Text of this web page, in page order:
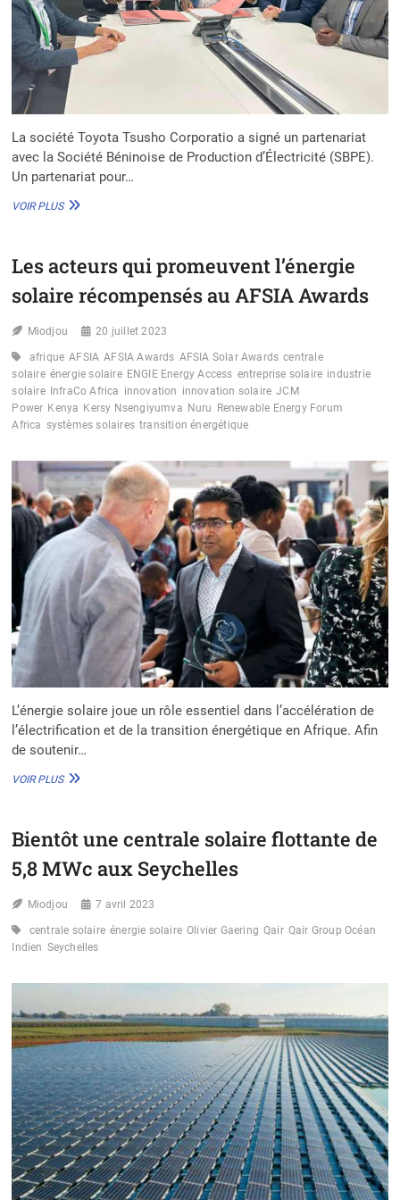
La société Toyota Tsusho Corporatio a signé un partenariat
avec la Société Béninoise de Production d’Électricité (SBPE).
Un partenariat pour…
VOIR PLUSTOYOTA
UN
DE
D’UNE
SOLAIRE
DE
25
MWC
À
Les acteurs qui promeuvent l’énergie
solaire récompensés au AFSIA Awards
Miodjou 20 juillet 2023
afrique AFSIA AFSIA Awards AFSIA Solar Awards centrale
solaire énergie solaire ENGIE Energy Access entreprise solaire industrie
solaire
InfraCo Africa innovation innovation solaire JCM
Power Kenya Kersy Nsengiyumva Nuru
Renewable Energy Forum
Africa systèmes solaires transition énergétique
L’énergie solaire joue un rôle essentiel dans l’accélération de
l’électrification et de la transition énergétique en Afrique. Afin
de soutenir…
VOIR PLUSLES
L’ÉNERGIE
RÉCOMPENSÉS
AFSIA
Bientôt une centrale solaire flottante de
5,8 MWc aux Seychelles
Miodjou 7 avril 2023
centrale solaire énergie solaire Olivier Gaering Qair Qair Group Océan
Indien Seychelles